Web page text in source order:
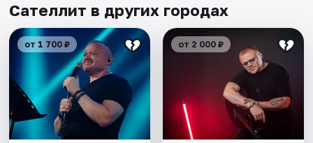
Сателлит в других городах
от 1 700 ₽ от 2 000 ₽